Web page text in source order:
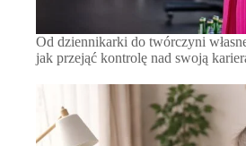
Od dziennikarki do twórczyni
jak przejąć kontrolę nad swoją